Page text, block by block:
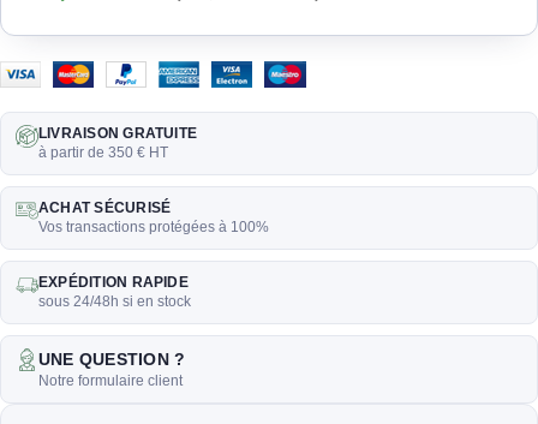
LIVRAISON GRATUITE
à partir de 350 € HT
ACHAT SÉCURISÉ
Vos transactions protégées à 100%
EXPÉDITION RAPIDE
sous 24/48h si en stock
UNE QUESTION ?
Notre formulaire client